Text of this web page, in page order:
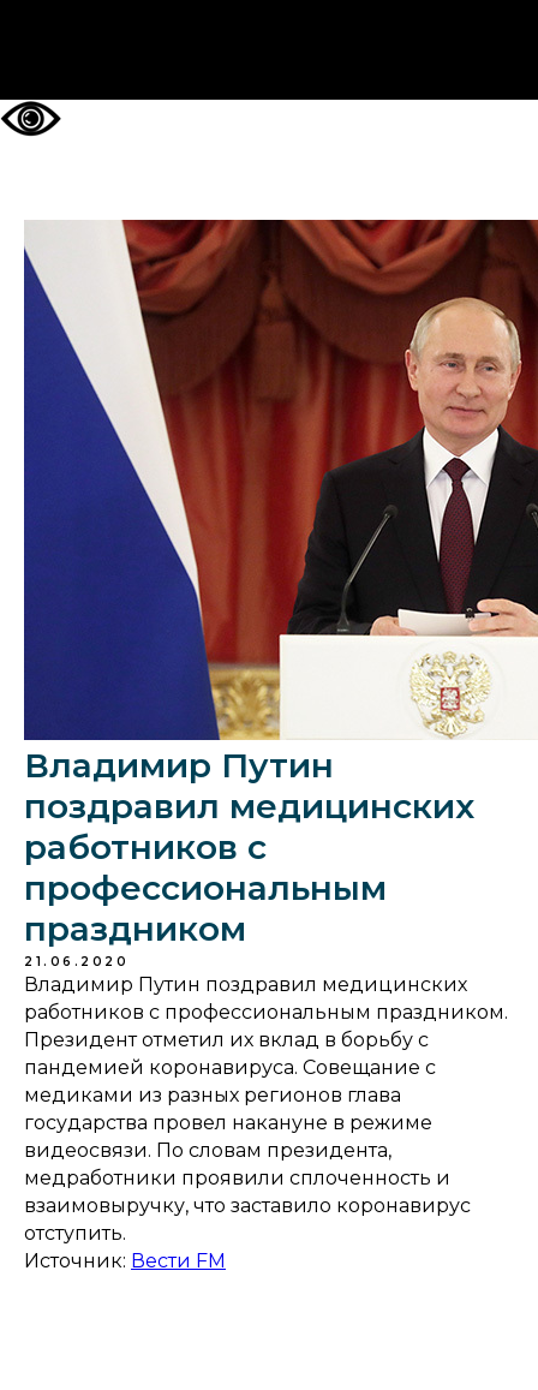
Владимир Путин
поздравил медицинских
работников с
профессиональным
праздником
21.06.2020
Владимир Путин поздравил медицинских
работников с профессиональным праздником.
Президент отметил их вклад в борьбу с
пандемией коронавируса. Совещание с
медиками из разных регионов глава
государства провел накануне в режиме
видеосвязи. По словам президента,
медработники проявили сплоченность и
взаимовыручку, что заставило коронавирус
отступить.
Источник: Вести FM